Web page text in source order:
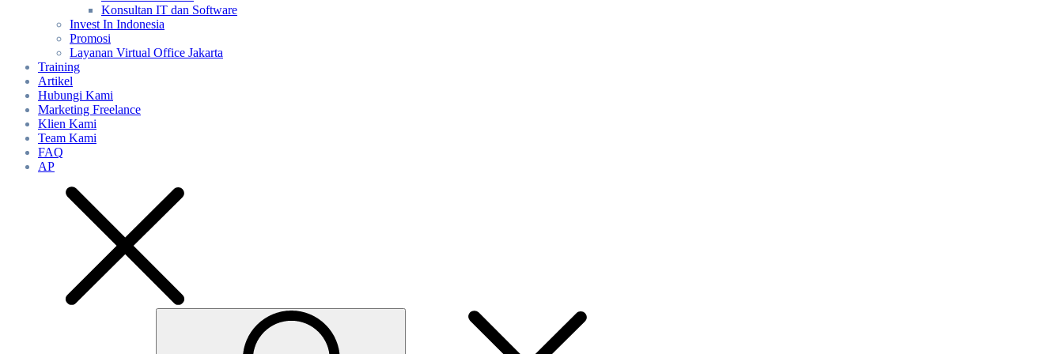
Konsultan IT dan Software
Invest In Indonesia
Promosi
Layanan Virtual Office Jakarta
Training
Artikel
Hubungi Kami
Marketing Freelance
Klien Kami
Team Kami
FAQ
AP